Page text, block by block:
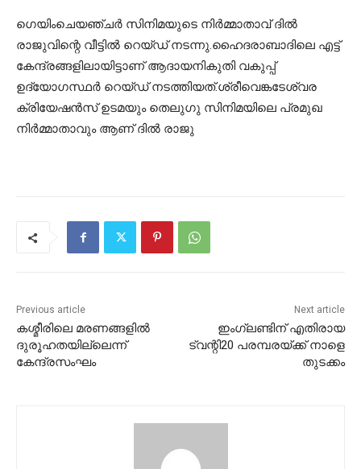
ഗെയിംചെയഞ്ചര്‍ സിനിമയുടെ നിര്‍മ്മാതാവ് ദില്‍
രാജുവിന്റെ വീട്ടില്‍ റെയ്ഡ് നടന്നു.ഹൈദരാബാദിലെ എട്ട്
കേന്ദ്രങ്ങളിലായിട്ടാണ് ആദായനികുതി വകുപ്പ്
ഉദ്യോഗസ്ഥര്‍ റെയ്ഡ് നടത്തിയത്.ശ്രീവെങ്കടേശ്വര
ക്രിയേഷന്‍സ് ഉടമയും തെലുഗു സിനിമയിലെ പ്രമുഖ
നിര്‍മ്മാതാവും ആണ് ദില്‍ രാജു
Previous article
കശ്മീരിലെ മരണങ്ങളില്‍
ദുരൂഹതയില്ലെന്ന്
കേന്ദ്രസംഘം
Next article
ഇംഗ്ലണ്ടിന് എതിരായ
ട്വന്റി20 പരമ്പരയ്ക്ക് നാളെ
തുടക്കം